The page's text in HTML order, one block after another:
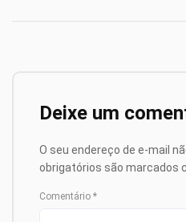
Deixe um
O seu endereço de e-mail
obrigatórios são marcados
Comentário *